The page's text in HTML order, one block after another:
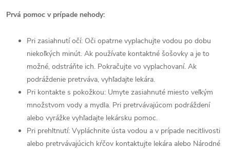
Prvá pomoc v prípade nehody:
Pri zasiahnutí očí: Oči opatrne vyplachujte vodou po dobu
niekoľkých minút. Ak používate kontaktné šošovky a je to
možné, odstráňte ich. Pokračujte vo vyplachovaní. Ak
podráždenie pretrváva, vyhľadajte lekára.
Pri kontakte s pokožkou: Umyte zasiahnuté miesto veľkým
množstvom vody a mydla. Pri pretrvávajúcom podráždení
alebo vyrážke vyhľadajte lekársku pomoc.
Pri prehltnutí: Vypláchnite ústa vodou a v prípade necitlivosti
alebo pretrvávajúcich kŕčov kontaktujte lekára alebo Národné